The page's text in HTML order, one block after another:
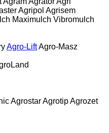
Agripol Agrisem
Maximulch Vibromulch
Agro-LiftAgro-Masz
AgrostarAgrotipAgrozet